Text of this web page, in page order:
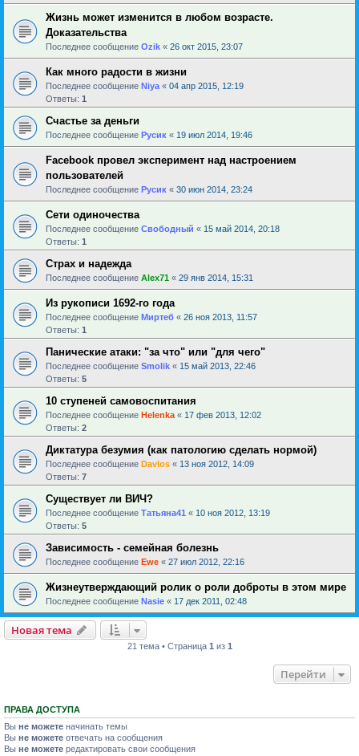
Жизнь может изменится в любом возрасте.
Доказательства
Последнее сообщение Ozik « 26 окт 2015, 23:07
Как много радости в жизни
Последнее сообщение Niya « 04 апр 2015, 12:19
Ответы: 1
Счастье за деньги
Последнее сообщение Русик « 19 июл 2014, 19:46
Facebook провел эксперимент над настроением
пользователей
Последнее сообщение Русик « 30 июн 2014, 23:24
Сети одиночества
Последнее сообщение Свободный « 15 май 2014, 20:18
Ответы: 1
Страх и надежда
Последнее сообщение Alex71 « 29 янв 2014, 15:31
Из рукописи 1692-го года
Последнее сообщение Миртеб « 26 ноя 2013, 11:57
Ответы: 1
Панические атаки: "за что" или "для чего"
Последнее сообщение Smolik « 15 май 2013, 22:46
Ответы: 5
10 ступеней самовоспитания
Последнее сообщение Helenka « 17 фев 2013, 12:02
Ответы: 2
Диктатура безумия (как патологию сделать нормой)
Последнее сообщение Davlos « 13 ноя 2012, 14:09
Ответы: 7
Существует ли ВИЧ?
Последнее сообщение Татьяна41 « 10 ноя 2012, 13:19
Ответы: 5
Зависимость - семейная болезнь
Последнее сообщение Ewe « 27 июл 2012, 22:16
Жизнеутверждающий ролик о роли доброты в этом мире
Последнее сообщение Nasie « 17 дек 2011, 02:48
Новая тема
21 тема • Страница 1 из 1
Перейти
ПРАВА ДОСТУПА
Вы не можете начинать темы
Вы не можете отвечать на сообщения
Вы не можете редактировать свои сообщения